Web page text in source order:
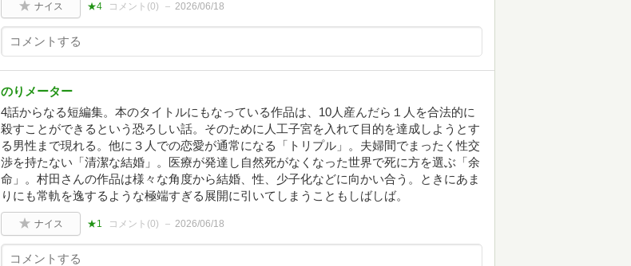
ナイス ★4 コメント(0) 2026/06/18
のりメーター
4話からなる短編集。本のタイトルにもなっている作品は、10人産んだら１人を合法的に
殺すことができるという恐ろしい話。そのために人工子宮を入れて目的を達成しようとす
る男性まで現れる。他に３人での恋愛が通常になる「トリプル」。夫婦間でまったく性交
渉を持たない「清潔な結婚」。医療が発達し自然死がなくなった世界で死に方を選ぶ「余
命」。村田さんの作品は様々な角度から結婚、性、少子化などに向かい合う。ときにあま
りにも常軌を逸するような極端すぎる展開に引いてしまうこともしばしば。
ナイス ★1 コメント(0) 2026/06/18